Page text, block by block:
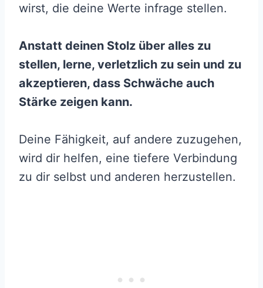
wirst, die deine Werte infrage stellen.
Anstatt deinen Stolz über alles zu
stellen, lerne, verletzlich zu sein und zu
akzeptieren, dass Schwäche auch
Stärke zeigen kann.
Deine Fähigkeit, auf andere zuzugehen,
wird dir helfen, eine tiefere Verbindung
zu dir selbst und anderen herzustellen.